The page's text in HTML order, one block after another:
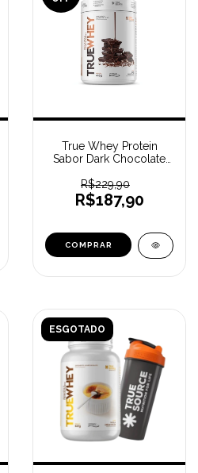
True Whey Protein
Sabor Dark Chocolate
R$229,90
R$187,90
ESGOTADO